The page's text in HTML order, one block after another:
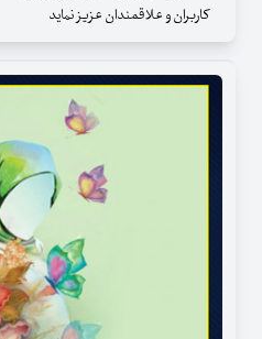
کاربران و علاقمندان عزیز نماید